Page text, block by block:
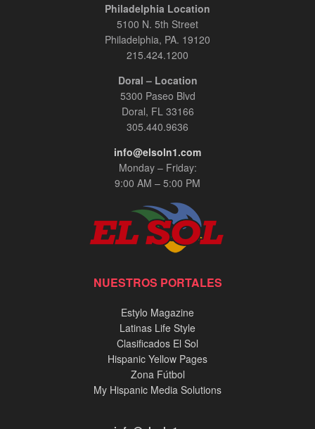
Philadelphia Location
5100 N. 5th Street
Philadelphia, PA. 19120
215.424.1200
Doral – Location
5300 Paseo Blvd
Doral, FL 33166
305.440.9636
info@elsoln1.com
Monday – Friday:
9:00 AM – 5:00 PM
NUESTROS PORTALES
Estylo Magazine
Latinas Life Style
Clasificados El Sol
Hispanic Yellow Pages
Zona Fútbol
My Hispanic Media Solutions